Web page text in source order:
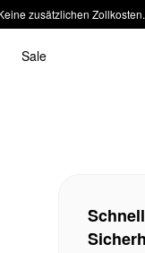
zusätzlichen Zollkosten.
Sale